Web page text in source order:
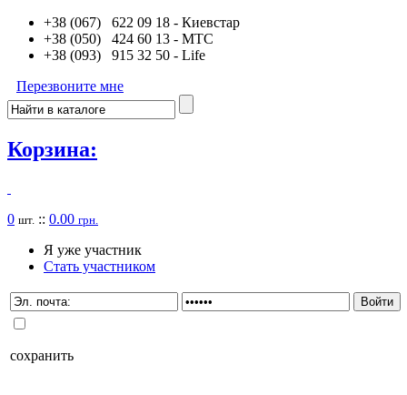
+38 (067) 622 09 18 - Киевстар
+38 (050) 424 60 13 - MTC
+38 (093) 915 32 50 - Life
Перезвоните мне
Корзина:
0 шт. :: 0.00 грн.
Я уже участник
Стать участником
сохранить